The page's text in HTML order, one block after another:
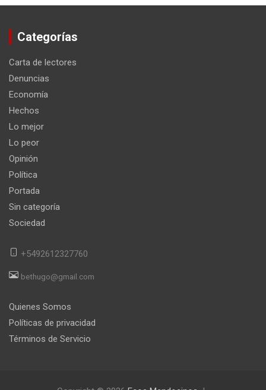
Categorías
Carta de lectores
Denuncias
Economía
Hechos
Lo mejor
Lo peor
Opinión
Política
Portada
Sin categoría
Sociedad
+5492612327760
bethugo@gmail.com
Quienes Somos
Políticas de privacidad
Términos de Servicio